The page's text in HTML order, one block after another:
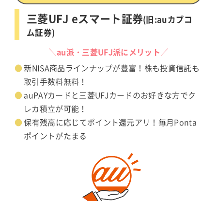
三菱UFJ eスマート証券(旧:auカブコ
ム証券)
＼au派・三菱UFJ派にメリット／
新NISA商品ラインナップが豊富！株も投資信託も
取引手数料無料！
auPAYカードと三菱UFJカードのお好きな方でク
レカ積立が可能！
保有残高に応じてポイント還元アリ！毎月Ponta
ポイントがたまる